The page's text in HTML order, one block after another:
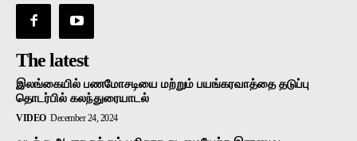
The latest
இலங்கையில் பணமோசடியை மற்றும் பயங்கரவாத்தை தடுப்பு
தொடர்பில் கலந்துரையாடல்
VIDEO December 24, 2024